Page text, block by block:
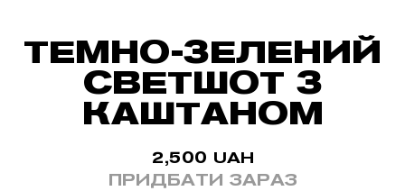
ТЕМНО-ЗЕЛЕНИЙ
СВЕТШОТ З
КАШТАНОМ
2,500 UAH
ПРИДБАТИ ЗАРАЗ